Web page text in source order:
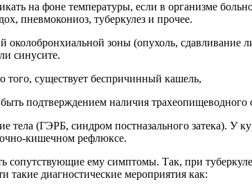
на фоне температуры, если в организме
пневмокониоз, туберкулез и прочее.
зоны (опухоль, сдавливание
синусите.
существует беспричинный кашель,
подтверждением наличия
тела (ГЭРБ, синдром постназального затека). У
кишечном рефлюксе.
ему симптомы. Так, при
диагностические мероприятия как: